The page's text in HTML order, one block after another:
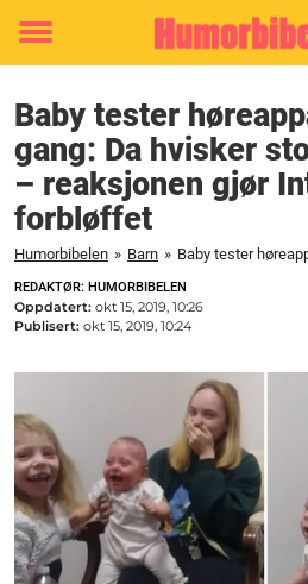
Toggle
Baby tester
gang: Da hvisker
– reaksjonen gjør
forbløffet
Humorbibelen » Barn »
REDAKTØR: HUMORBIBELEN
Oppdatert: okt 15, 2019, 10:26
Publisert: okt 15, 2019, 10:24